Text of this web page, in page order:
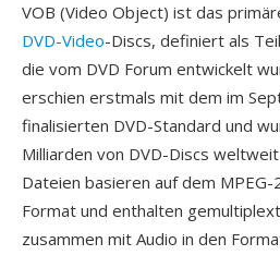
VOB (Video Object) ist das
DVD-Video-Discs, definiert als
die vom DVD Forum entwickelt
erschien erstmals mit dem im
finalisierten DVD-Standard und
Milliarden von DVD-Discs
Dateien basieren auf dem
Format und enthalten
zusammen mit Audio in den